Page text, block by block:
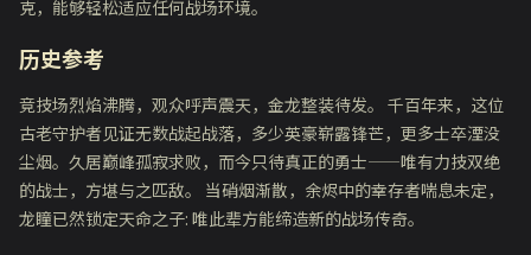
克，能够轻松适应任何战场环境。
历史参考
竞技场烈焰沸腾，观众呼声震天，金龙整装待发。 千百年来，这位
古老守护者见证无数战起战落，多少英豪崭露锋芒，更多士卒湮没
尘烟。久居巅峰孤寂求败，而今只待真正的勇士——唯有力技双绝
的战士，方堪与之匹敌。 当硝烟渐散，余烬中的幸存者喘息未定，
龙瞳已然锁定天命之子: 唯此辈方能缔造新的战场传奇。